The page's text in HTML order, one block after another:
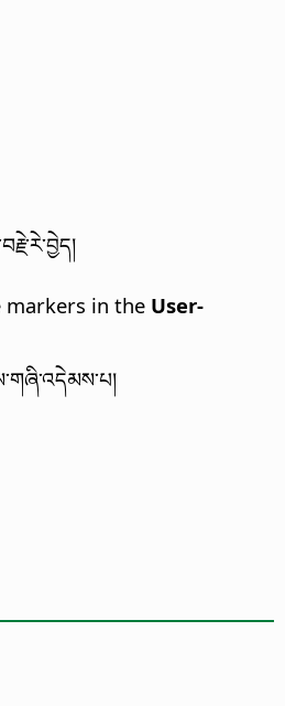
markers in the User-